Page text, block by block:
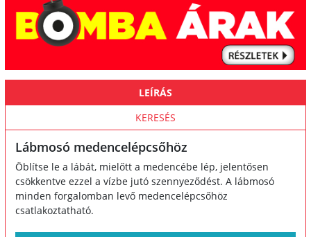
LEÍRÁS
KERESÉS
Lábmosó medencelépcsőhöz
Öblítse le a lábát, mielőtt a medencébe lép, jelentősen
csökkentve ezzel a vízbe jutó szennyeződést. A lábmosó
minden forgalomban levő medencelépcsőhöz
csatlakoztatható.